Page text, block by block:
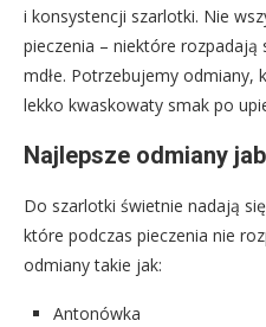
i konsystencji szarlotki. Nie
pieczenia – niektóre rozpadają
mdłe. Potrzebujemy odmiany,
lekko kwaskowaty smak po
Najlepsze odmiany
Do szarlotki świetnie nadają
które podczas pieczenia nie
odmiany takie jak:
Antonówka